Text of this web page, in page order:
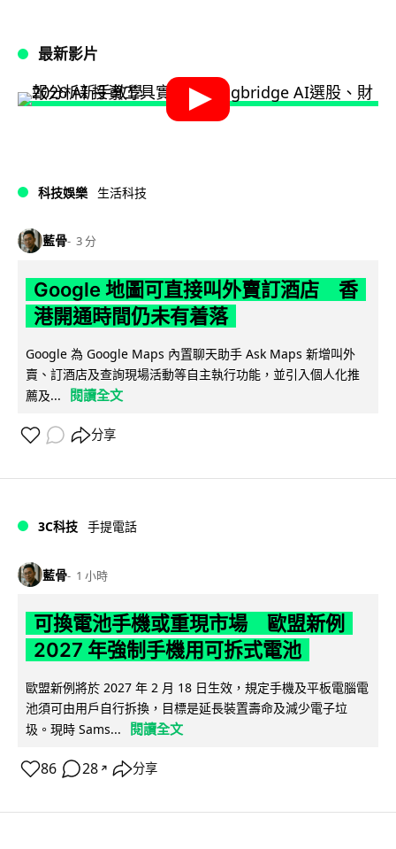
最新影片
科技娛樂 生活科技
藍骨 3 分
Google 地圖可直接叫外賣訂酒店 香
港開通時間仍未有着落
Google 為 Google Maps 內置聊天助手 Ask Maps 新增叫外
賣、訂酒店及查詢現場活動等自主執行功能，並引入個人化推
薦及...
閱讀全文
分享
3C科技 手提電話
藍骨 1 小時
可換電池手機或重現市場 歐盟新例
2027 年強制手機用可拆式電池
歐盟新例將於 2027 年 2 月 18 日生效，規定手機及平板電腦電
池須可由用戶自行拆換，目標是延長裝置壽命及減少電子垃
圾。現時 Sams...
閱讀全文
86 28 ↗ 分享